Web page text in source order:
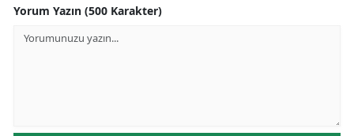
Yorum Yazın (500 Karakter)